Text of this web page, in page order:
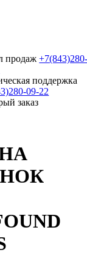
продаж
поддержка
09-22
заказ